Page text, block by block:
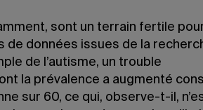
sont un terrain fertile
données issues de la
de l’autisme, un trouble
la prévalence a augmenté
sur 60, ce qui, observe-t-il,